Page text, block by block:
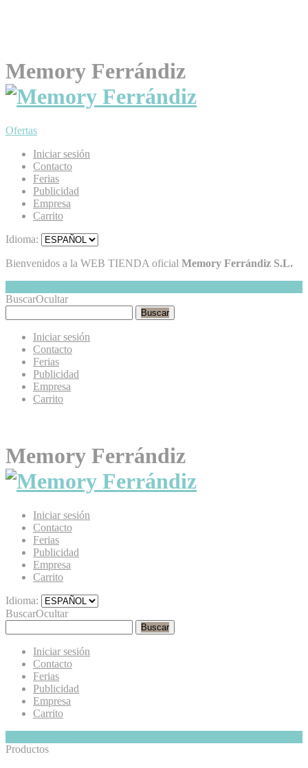
Memory Ferrándiz
Ofertas
Iniciar sesión
Contacto
Ferias
Publicidad
Empresa
Carrito
Idioma:
Bienvenidos a la WEB TIENDA oficial Memory Ferrándiz S.L.
BuscarOcultar
Buscar
Iniciar sesión
Contacto
Ferias
Publicidad
Empresa
Carrito
Memory Ferrándiz
Iniciar sesión
Contacto
Ferias
Publicidad
Empresa
Carrito
Idioma:
BuscarOcultar
Buscar
Iniciar sesión
Contacto
Ferias
Publicidad
Empresa
Carrito
Productos